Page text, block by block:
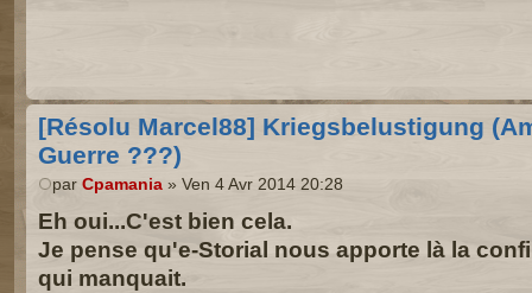
[Résolu Marcel88] Kriegsbelustigung
Guerre ???)
par Cpamania » Ven 4 Avr 2014 20:28
Eh oui...C'est bien cela.
Je pense qu'e-Storial nous apporte là la
qui manquait.